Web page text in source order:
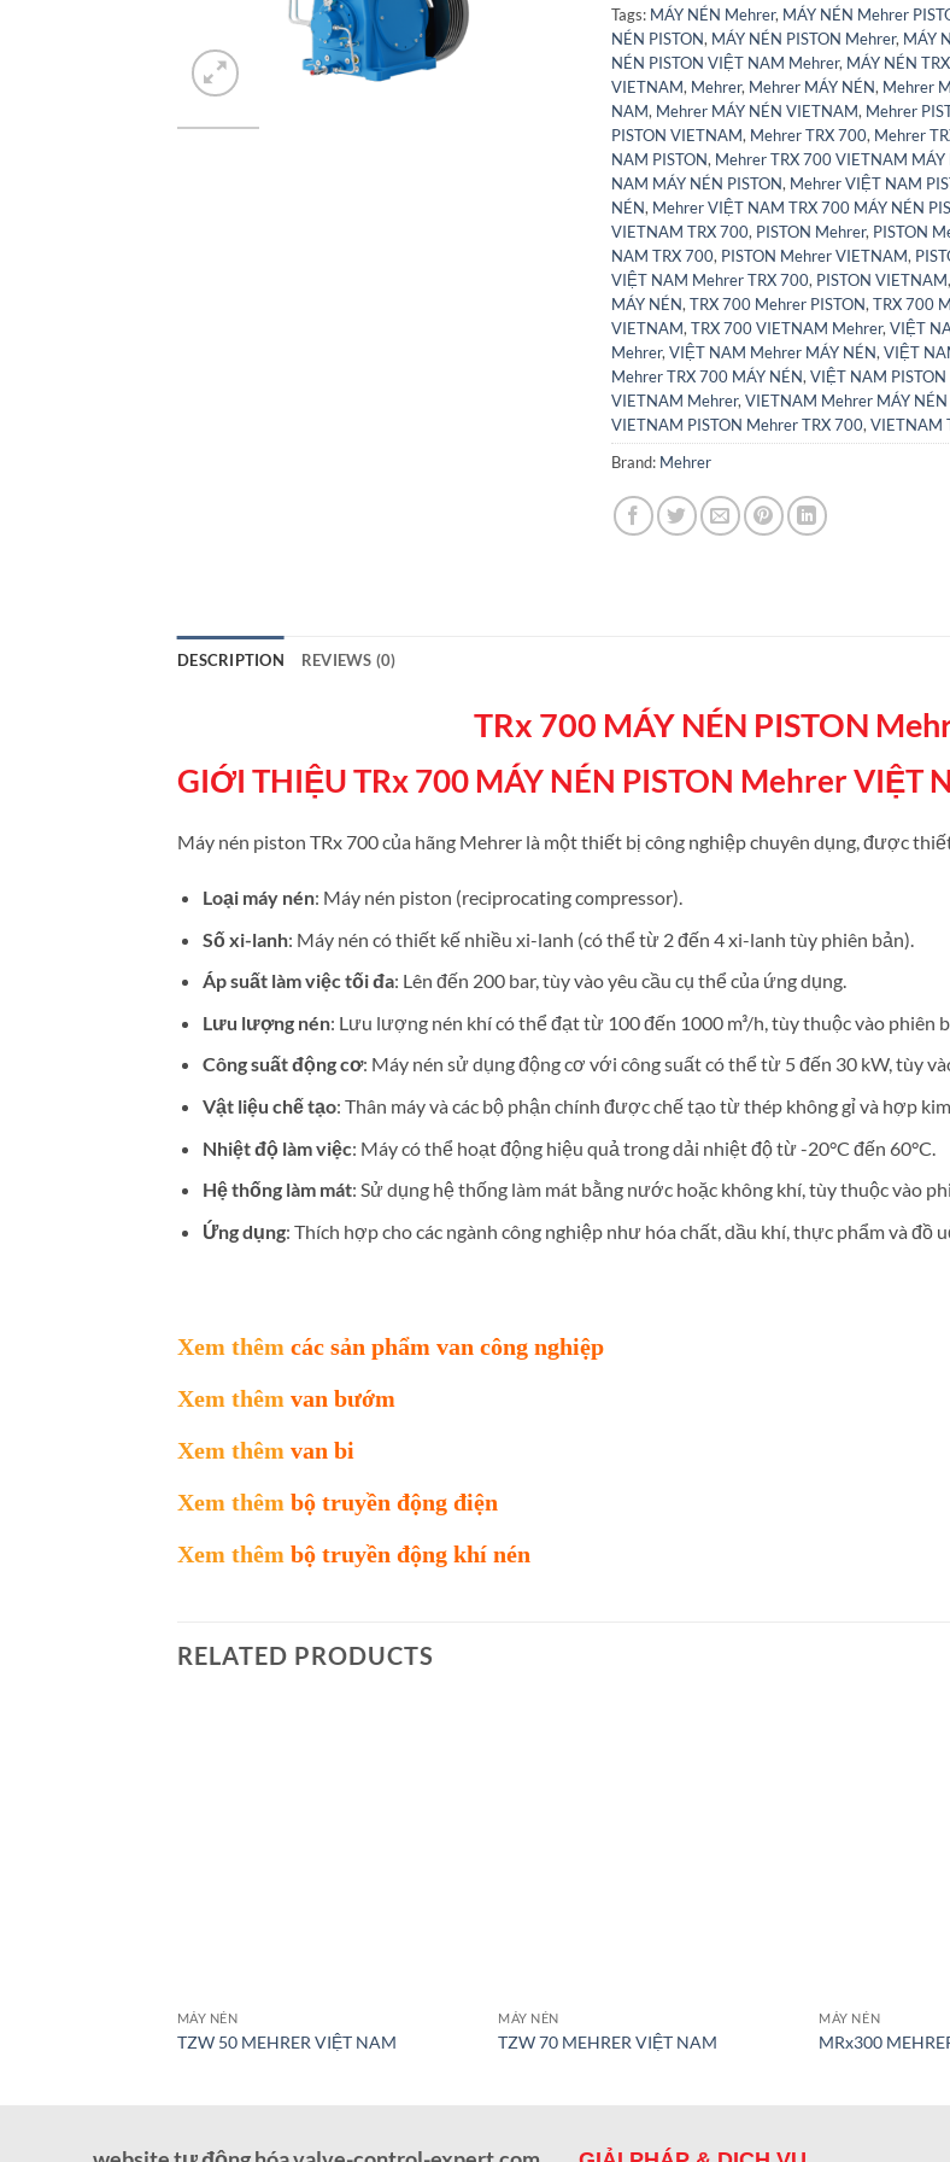
Tags: MÁY NÉN Mehrer, MÁY NÉN Mehrer
NÉN PISTON, MÁY NÉN PISTON Mehrer, MÁY
NÉN PISTON VIỆT NAM Mehrer, MÁY NÉN
VIETNAM, Mehrer, Mehrer MÁY NÉN, Mehrer
NAM, Mehrer MÁY NÉN VIETNAM, Mehrer
PISTON VIETNAM, Mehrer TRX 700, Mehrer
NAM PISTON, Mehrer TRX 700 VIETNAM MÁY
NAM MÁY NÉN PISTON, Mehrer VIỆT NAM
NÉN, Mehrer VIỆT NAM TRX 700 MÁY NÉN
VIETNAM TRX 700, PISTON Mehrer, PISTON
NAM TRX 700, PISTON Mehrer VIETNAM,
VIỆT NAM Mehrer TRX 700, PISTON VIETNAM,
MÁY NÉN, TRX 700 Mehrer PISTON, TRX 700
VIETNAM, TRX 700 VIETNAM Mehrer, VIỆT
Mehrer, VIỆT NAM Mehrer MÁY NÉN, VIỆT
Mehrer TRX 700 MÁY NÉN, VIỆT NAM
VIETNAM Mehrer, VIETNAM Mehrer MÁY NÉN
VIETNAM PISTON Mehrer TRX 700, VIETNAM
Brand: Mehrer
DESCRIPTION REVIEWS (0)
TRx 700 MÁY NÉN PISTON
GIỚI THIỆU TRx 700 MÁY NÉN PISTON Mehrer VIỆT
Máy nén piston TRx 700 của hãng Mehrer là một thiết bị công nghiệp chuyên dụng, được
Loại máy nén: Máy nén piston (reciprocating compressor).
Số xi-lanh: Máy nén có thiết kế nhiều xi-lanh (có thể từ 2 đến 4 xi-lanh tùy phiên bản).
Áp suất làm việc tối đa: Lên đến 200 bar, tùy vào yêu cầu cụ thể của ứng dụng.
Lưu lượng nén: Lưu lượng nén khí có thể đạt từ 100 đến 1000 m³/h, tùy thuộc vào phiên
Công suất động cơ: Máy nén sử dụng động cơ với công suất có thể từ 5 đến 30 kW, tùy
Vật liệu chế tạo: Thân máy và các bộ phận chính được chế tạo từ thép không gỉ và hợp
Nhiệt độ làm việc: Máy có thể hoạt động hiệu quả trong dải nhiệt độ từ -20°C đến 60°C.
Hệ thống làm mát: Sử dụng hệ thống làm mát bằng nước hoặc không khí, tùy thuộc vào
Ứng dụng: Thích hợp cho các ngành công nghiệp như hóa chất, dầu khí, thực phẩm và đồ
Xem thêm các sản phẩm van công nghiệp
Xem thêm van bướm
Xem thêm van bi
Xem thêm bộ truyền động điện
Xem thêm bộ truyền động khí nén
RELATED PRODUCTS
MÁY NÉN
TZW 50 MEHRER VIỆT NAM
MÁY NÉN
TZW 70 MEHRER VIỆT NAM
MÁY NÉN
MRx300